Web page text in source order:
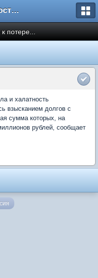
Форум Новостройки
потере...
и халатность
взысканием долгов с
сумма которых, на
рублей, сообщает